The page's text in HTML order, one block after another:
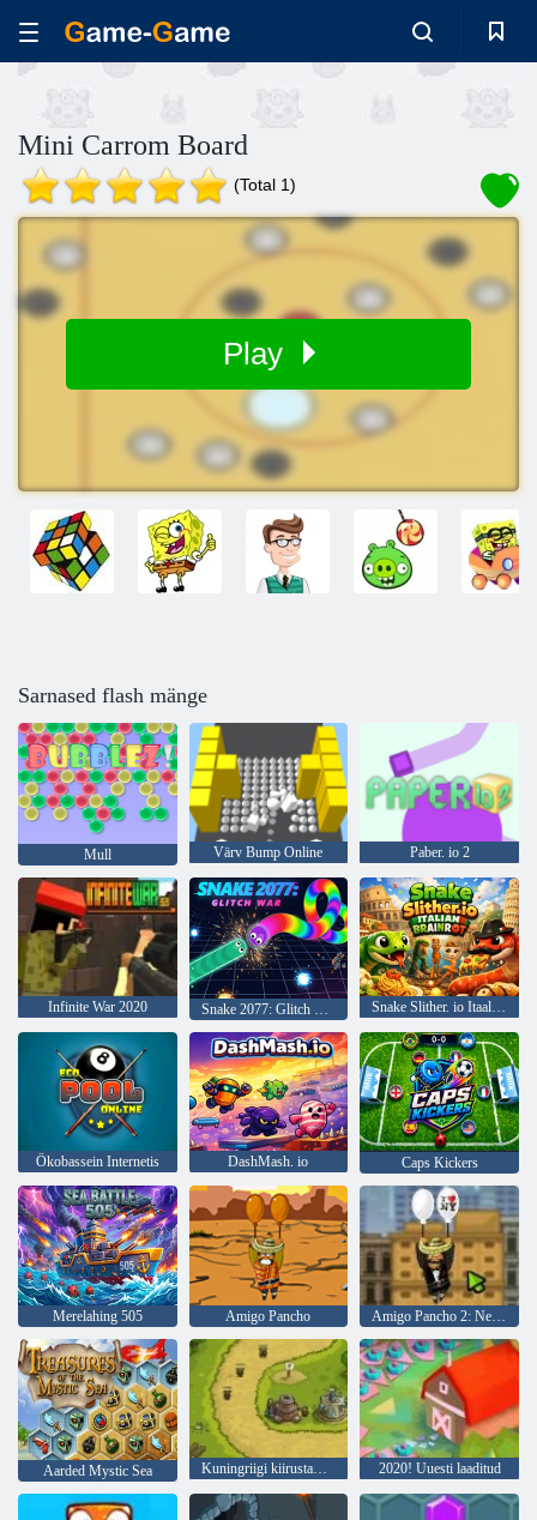
Mini Carrom Board
(Total 1)
Play
Sarnased flash mänge
Mull Värv Bump Online Paber. io 2
Infinite War 2020 Snake Slither. io Itaalia Brainrot
Ökobassein Internetis DashMash. io Caps Kickers
Merelahing 505 Amigo Pancho Amigo Pancho 2: New Yorgi partei
Aarded Mystic Sea Kuningriigi kiirustamine 2020! Uuesti laaditud